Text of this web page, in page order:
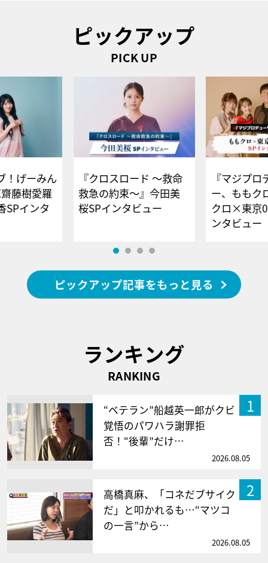
ピックアップ
PICK UP
！げーみん
藤樹愛羅
SPインタ
『クロスロード ～救命
救急の約束～』今田美
桜SPインタビュー
『マジプロ
ー、ももク
クロ×東京
ンタビュー
ピックアップ記事をもっと見る
ランキング
RANKING
1
“ベテラン”船越英一郎がクビ
覚悟のパワハラ謝罪拒
否！“後輩”だけ…
2026.08.05
2
高橋真麻、「コネだブサイク
だ」と叩かれるも…“マツコ
の一言”から…
2026.08.05